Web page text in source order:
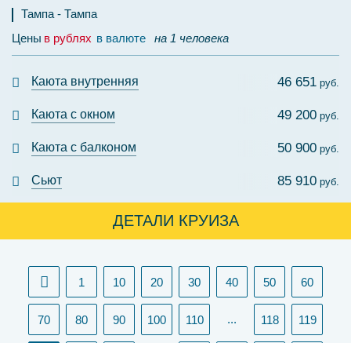
Тампа
Тампа
Цены в рублях в валюте на 1 человека
Каюта внутренняя 46 651 руб.
Каюта с окном 49 200 руб.
Каюта с балконом 50 900 руб.
Сьют 85 910 руб.
ДЕТАЛИ КРУИЗА
1 10 20 30 40 50 60
70 80 90 100 110 ... 118 119